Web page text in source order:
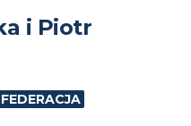
i Piotr